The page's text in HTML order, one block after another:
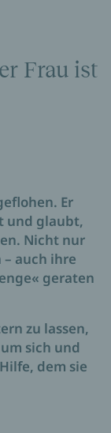
Frau ist
Er
und glaubt,
Nicht nur
– auch ihre
geraten
zu lassen,
sich und
dem sie